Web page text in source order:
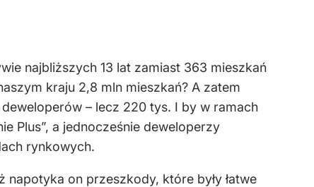
najbliższych 13 lat zamiast 363 mieszkań
kraju 2,8 mln mieszkań? A zatem
– lecz 220 tys. I by w ramach
Plus”, a jednocześnie deweloperzy
rynkowych.
on przeszkody, które były łatwe